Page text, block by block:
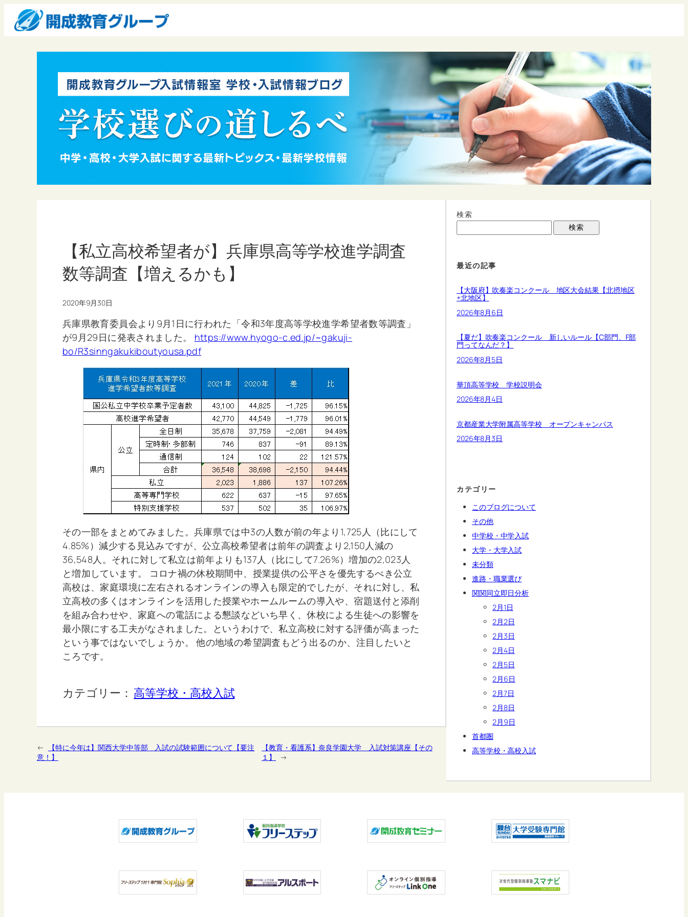
【私立高校希望者が】兵庫県高等学校進学調査
数等調査【増えるかも】
2020年9月30日
兵庫県教育委員会より9月1日に行われた「令和3年度高等学校進学希望者数等調査」
が9月29日に発表されました。 https://www.hyogo-c.ed.jp/~gakuji-
bo/R3sinngakukiboutyousa.pdf
その一部をまとめてみました。兵庫県では中3の人数が前の年より1,725人（比にして
4.85%）減少する見込みですが、公立高校希望者は前年の調査より2,150人減の
36,548人。それに対して私立は前年よりも137人（比にして7.26%）増加の2,023人
と増加しています。 コロナ禍の休校期間中、授業提供の公平さを優先するべき公立
高校は、家庭環境に左右されるオンラインの導入も限定的でしたが、それに対し、私
立高校の多くはオンラインを活用した授業やホームルームの導入や、宿題送付と添削
を組み合わせや、家庭への電話による懇談などいち早く、休校による生徒への影響を
最小限にする工夫がなされました。というわけで、私立高校に対する評価が高まった
という事ではないでしょうか。 他の地域の希望調査もどう出るのか、注目したいと
ころです。
カテゴリー： 高等学校・高校入試
←
【特に今年は】関西大学中等部 入試の試験範囲について【要注
意！】
【教育・看護系】奈良学園大学 入試対策講座【その
１】
→
検索
検索
最近の記事
【大阪府】吹奏楽コンクール 地区大会結果【北摂地区
+北地区】
2026年8月6日
【夏だ】吹奏楽コンクール 新しいルール【C部門、F部
門ってなんだ？】
2026年8月5日
華頂高等学校 学校説明会
2026年8月4日
京都産業大学附属高等学校 オープンキャンパス
2026年8月3日
カテゴリー
このブログについて
その他
中学校・中学入試
大学・大学入試
未分類
進路・職業選び
関関同立即日分析
2月1日
2月2日
2月3日
2月4日
2月5日
2月6日
2月7日
2月8日
2月9日
首都圏
高等学校・高校入試